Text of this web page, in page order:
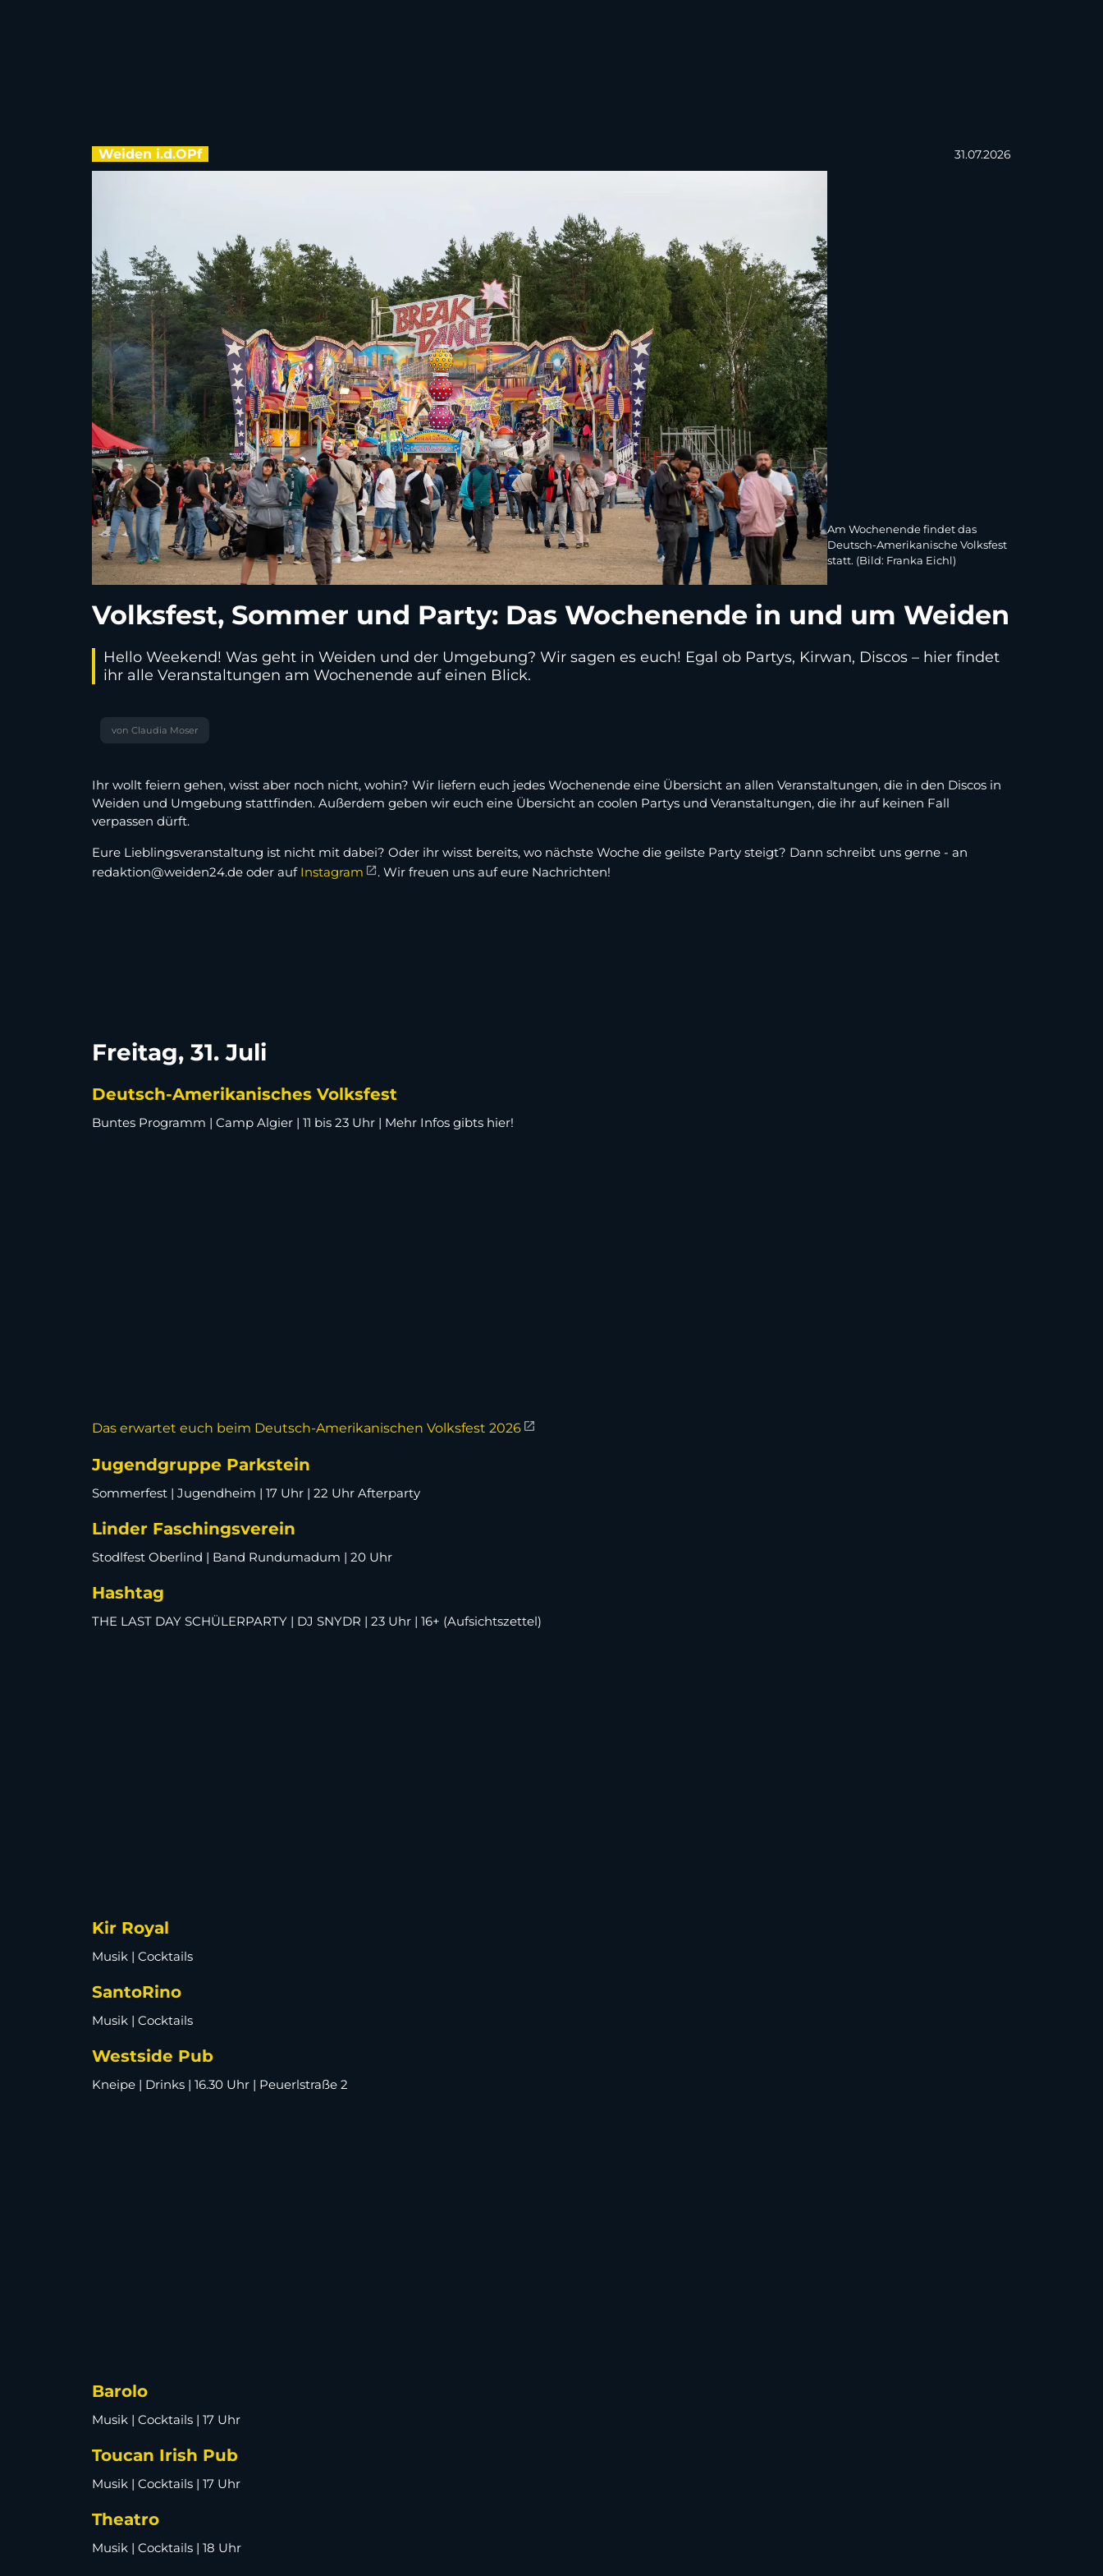
Weiden i.d.OPf 31.07.2026
Am Wochenende findet das
Deutsch-Amerikanische Volksfest
statt. (Bild: Franka Eichl)
Volksfest, Sommer und Party: Das Wochenende in und um Weiden
Hello Weekend! Was geht in Weiden und der Umgebung? Wir sagen es euch! Egal ob Partys, Kirwan, Discos – hier findet
ihr alle Veranstaltungen am Wochenende auf einen Blick.
von Claudia Moser
Ihr wollt feiern gehen, wisst aber noch nicht, wohin? Wir liefern euch jedes Wochenende eine Übersicht an allen Veranstaltungen, die in den Discos in
Weiden und Umgebung stattfinden. Außerdem geben wir euch eine Übersicht an coolen Partys und Veranstaltungen, die ihr auf keinen Fall
verpassen dürft.
Eure Lieblingsveranstaltung ist nicht mit dabei? Oder ihr wisst bereits, wo nächste Woche die geilste Party steigt? Dann schreibt uns gerne - an
redaktion@weiden24.de oder auf Instagram . Wir freuen uns auf eure Nachrichten!
Freitag, 31. Juli
Deutsch-Amerikanisches Volksfest
Buntes Programm | Camp Algier | 11 bis 23 Uhr | Mehr Infos gibts hier!
Das erwartet euch beim Deutsch-Amerikanischen Volksfest 2026
Jugendgruppe Parkstein
Sommerfest | Jugendheim | 17 Uhr | 22 Uhr Afterparty
Linder Faschingsverein
Stodlfest Oberlind | Band Rundumadum | 20 Uhr
Hashtag
THE LAST DAY SCHÜLERPARTY | DJ SNYDR | 23 Uhr | 16+ (Aufsichtszettel)
Kir Royal
Musik | Cocktails
SantoRino
Musik | Cocktails
Westside Pub
Kneipe | Drinks | 16.30 Uhr | Peuerlstraße 2
Barolo
Musik | Cocktails | 17 Uhr
Toucan Irish Pub
Musik | Cocktails | 17 Uhr
Theatro
Musik | Cocktails | 18 Uhr